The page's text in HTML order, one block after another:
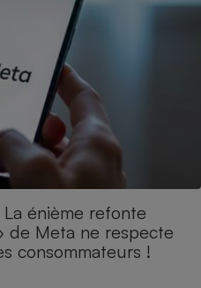
énième refonte
de Meta ne respecte
consommateurs !